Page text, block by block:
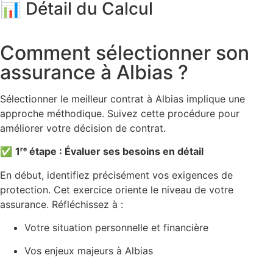
📊 Détail du Calcul
Comment sélectionner son
assurance à Albias ?
Sélectionner le meilleur contrat à Albias implique une
approche méthodique. Suivez cette procédure pour
améliorer votre décision de contrat.
✅ 1ʳᵉ étape : Évaluer ses besoins en détail
En début, identifiez précisément vos exigences de
protection. Cet exercice oriente le niveau de votre
assurance. Réfléchissez à :
Votre situation personnelle et financière
Vos enjeux majeurs à Albias